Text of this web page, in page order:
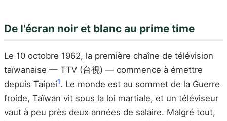
De l'écran noir et blanc au prime time
Le 10 octobre 1962, la première chaîne de télévision
taïwanaise — TTV (台視) — commence à émettre
depuis Taipei1. Le monde est au sommet de la Guerre
froide, Taïwan vit sous la loi martiale, et un téléviseur
vaut à peu près deux années de salaire. Malgré tout,